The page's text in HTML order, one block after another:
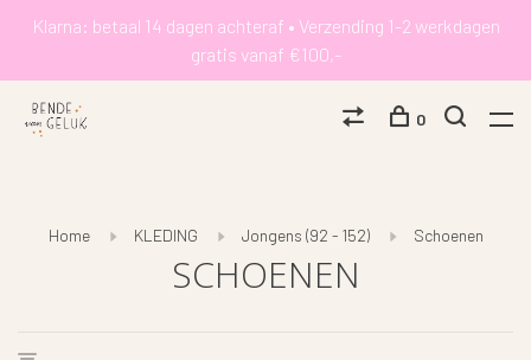
Klarna: betaal 14 dagen achteraf • Verzending 1-2 werkdagen
gratis vanaf €100,-
0
Home KLEDING Jongens (92 - 152) Schoenen
SCHOENEN